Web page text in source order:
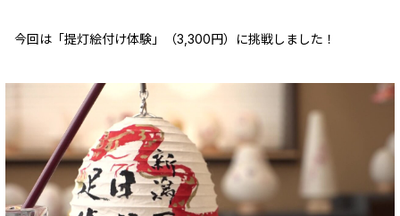
今回は「提灯絵付け体験」（3,300円）に挑戦しました！